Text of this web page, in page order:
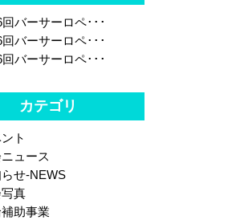
バーサーロペ･･･
バーサーロペ･･･
バーサーロペ･･･
カテゴリ
ト
ュース
せ-NEWS
真
助事業